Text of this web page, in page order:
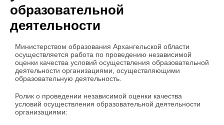
образовательной
деятельности
Министерством образования Архангельской области
осуществляется работа по проведению независимой
оценки качества условий осуществления образовательной
деятельности организациями, осуществляющими
образовательную деятельность.
Ролик о проведении независимой оценки качества
условий осуществления образовательной деятельности
организациями: